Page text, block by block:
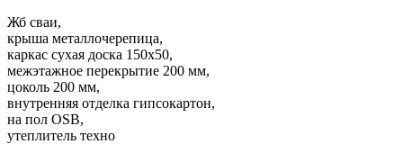
Жб сваи,
крыша металлочерепица,
каркас сухая доска 150х50,
межэтажное перекрытие 200 мм,
цоколь 200 мм,
внутренняя отделка гипсокартон,
на пол OSB,
утеплитель техно